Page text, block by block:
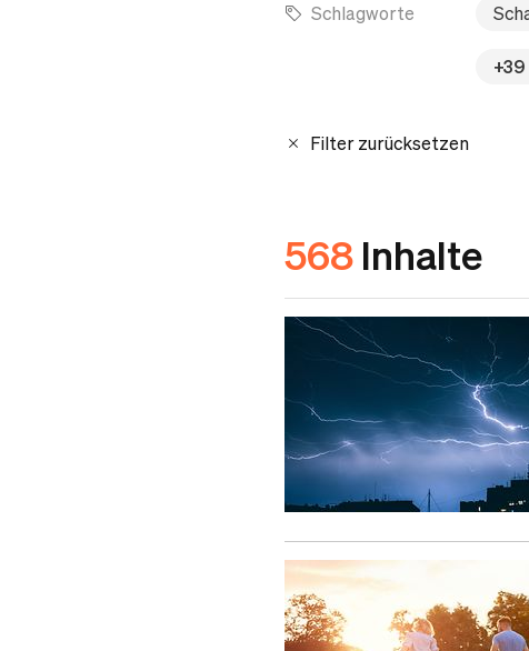
Schlagworte
+39
Filter zurücksetzen
568 Inhalte